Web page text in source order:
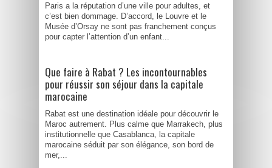
Paris a la réputation d’une ville pour adultes, et
c’est bien dommage. D’accord, le Louvre et le
Musée d’Orsay ne sont pas franchement conçus
pour capter l’attention d’un enfant...
Que faire à Rabat ? Les incontournables
pour réussir son séjour dans la capitale
marocaine
Rabat est une destination idéale pour découvrir le
Maroc autrement. Plus calme que Marrakech, plus
institutionnelle que Casablanca, la capitale
marocaine séduit par son élégance, son bord de
mer,...